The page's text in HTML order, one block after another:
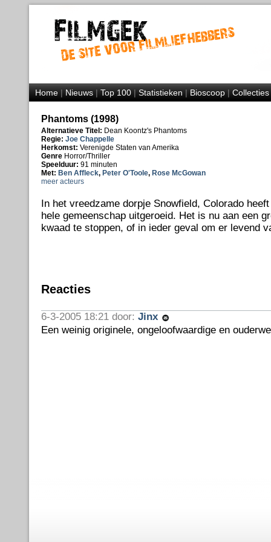
Home|Nieuws|Top 100|Statistieken|Bioscoop|Collecties
Phantoms (1998)
Alternatieve Titel: Dean Koontz's Phantoms
Regie: Joe Chappelle
Herkomst: Verenigde Staten van Amerika
Genre Horror/Thriller
Speelduur: 91 minuten
Met: Ben Affleck, Peter O'Toole, Rose McGowan
meer acteurs
In het vreedzame dorpje Snowfield, Colorado
hele gemeenschap uitgeroeid. Het is nu aan een
kwaad te stoppen, of in ieder geval om er levend
Reacties
6-3-2005 18:21 door: Jinx
Een weinig originele, ongeloofwaardige en